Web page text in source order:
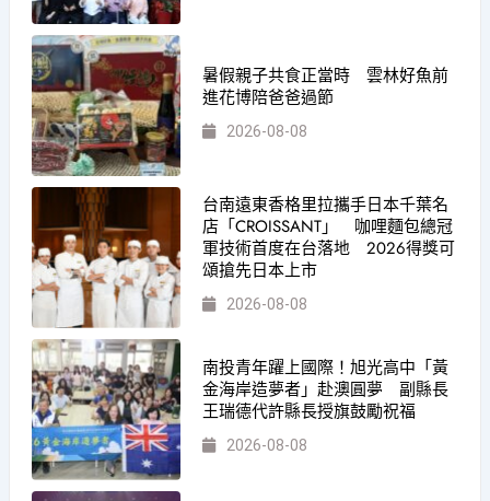
暑假親子共食正當時 雲林好魚前
進花博陪爸爸過節
2026-08-08
台南遠東香格里拉攜手日本千葉名
店「CROISSANT」 咖哩麵包總冠
軍技術首度在台落地 2026得獎可
頌搶先日本上市
2026-08-08
南投青年躍上國際！旭光高中「黃
金海岸造夢者」赴澳圓夢 副縣長
王瑞德代許縣長授旗鼓勵祝福
2026-08-08